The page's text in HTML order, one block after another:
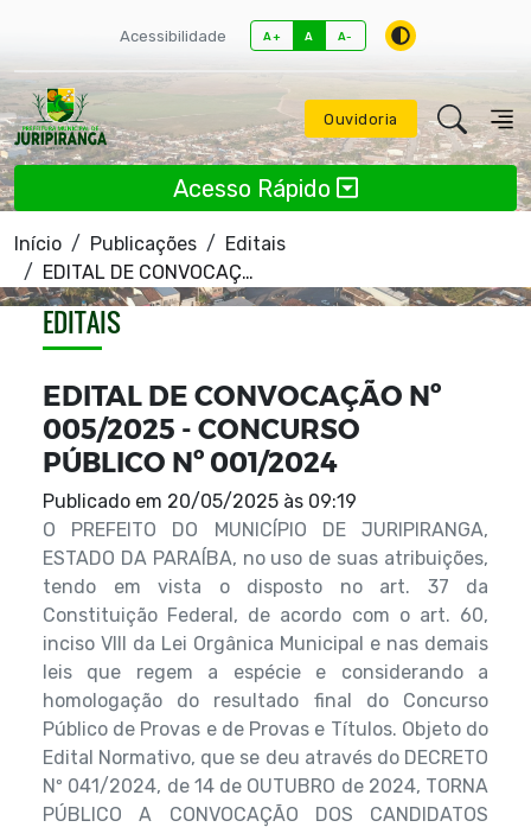
Acessibilidade A+ A A-
Ouvidoria
Acesso Rápido
Início Publicações
Editais
EDITAL DE CONVOCAÇÃO Nº 005/2025 - CONCURSO PÚBLICO Nº 001/2024
EDITAIS
EDITAL DE CONVOCAÇÃO Nº
005/2025 - CONCURSO
PÚBLICO Nº 001/2024
Publicado em 20/05/2025 às 09:19
O PREFEITO DO MUNICÍPIO DE JURIPIRANGA,
ESTADO DA PARAÍBA, no uso de suas atribuições,
tendo em vista o disposto no art. 37 da
Constituição Federal, de acordo com o art. 60,
inciso VIII da Lei Orgânica Municipal e nas demais
leis que regem a espécie e considerando a
homologação do resultado final do Concurso
Público de Provas e de Provas e Títulos. Objeto do
Edital Normativo, que se deu através do DECRETO
Nº 041/2024, de 14 de OUTUBRO de 2024, TORNA
PÚBLICO A CONVOCAÇÃO DOS CANDIDATOS